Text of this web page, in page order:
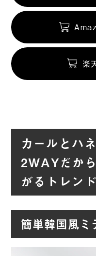
楽
カールとハ
2WAYだか
がるトレン
簡単韓国風ミ